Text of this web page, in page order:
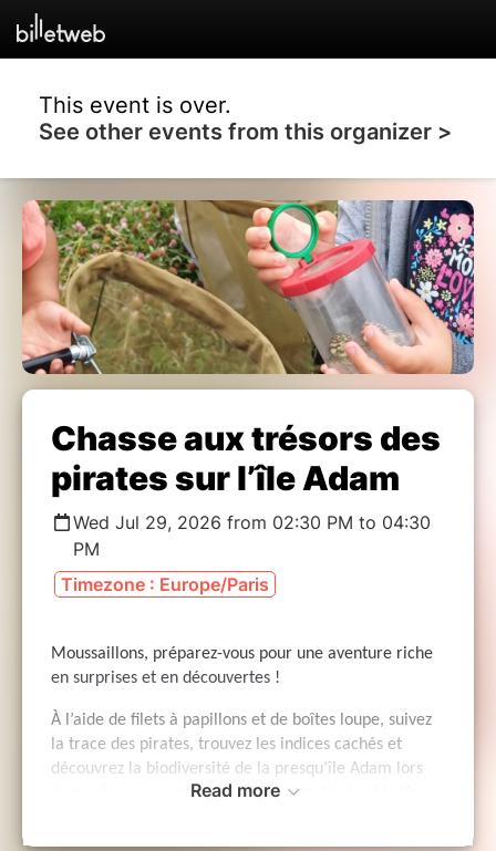
This event is over.
See other events from this organizer >
Chasse aux trésors des
pirates sur l’île Adam
Wed Jul 29, 2026 from 02:30 PM to 04:30
PM
Timezone : Europe/Paris
Moussaillons, préparez-vous pour une aventure riche
en surprises et en découvertes ! ️
À l’aide de filets à papillons et de boîtes loupe, suivez
la trace des pirates, trouvez les indices cachés et
découvrez la biodiversité de la presqu’île Adam lors
d’une chasse aux trésors unique, conviviale et ludique.
Read more